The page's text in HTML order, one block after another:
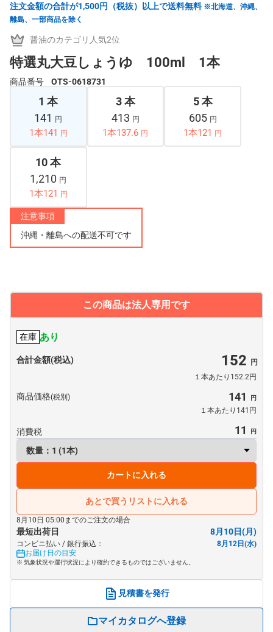
注文金額の合計が1,500円（税抜）以上で送料無料 ※北海道、沖縄、
離島、一部商品を除く
醤油のカテゴリ人気2位
特選丸大豆しょうゆ 100ml 1本
商品番号 OTS-0618731
1 本
141 円
1本141 円
3 本
413 円
1本137.6 円
5 本
605 円
1本121 円
10 本
1,210 円
1本121 円
注意事項
沖縄・離島への配送不可です
この商品は法人専用です
在庫 あり
合計金額(税込) 152
１本あたり152.2円
商品価格(税別) 141
１本あたり141円
消費税 11
カートに入れる
あとで買うリストに入れる
8月10日 05:00までのご注文の場合
最短出荷日 8月10日(月)
コンビニ払い / 銀行振込：
8月12日(水)
お届け日の目安
※ 気象状況や運行状況により確約できるものではございません。
見積書を発行
マイカタログへ登録